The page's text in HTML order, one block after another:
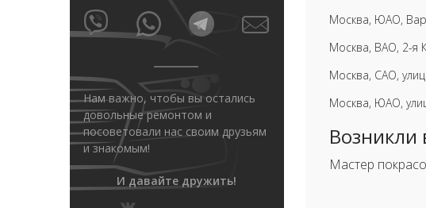
Москва, ЮАО,
Москва, ВАО, 2-я
Москва, САО,
Москва, ЮАО,
Возникли
Мастер
Нам важно, чтобы вы остались
довольные ремонтом и
посоветовали нас своим друзьям
и знакомым!
И давайте дружить!